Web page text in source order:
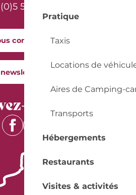
Pratique
Taxis
Locations de
Aires de Camping-
Transports
Hébergements
Restaurants
Visites & activités
53 57 03 11
contacter
Quai Cyrano
nous !